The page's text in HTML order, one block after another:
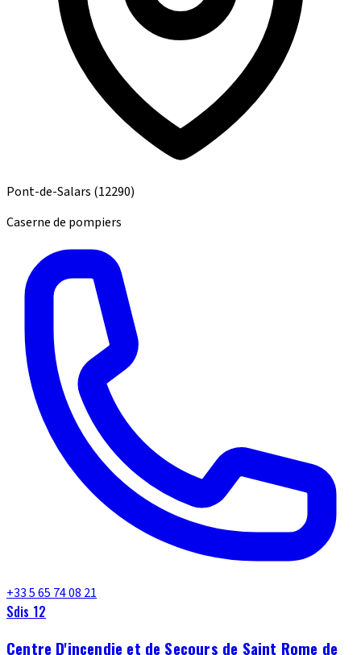
Pont-de-Salars (12290)
Caserne de pompiers
+33 5 65 74 08 21
Sdis 12
Centre D'incendie et de Secours de Saint Rome de